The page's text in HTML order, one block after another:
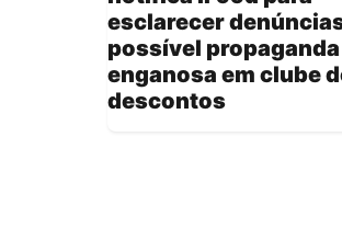
esclarecer
possível propaganda
enganosa em clube
descontos